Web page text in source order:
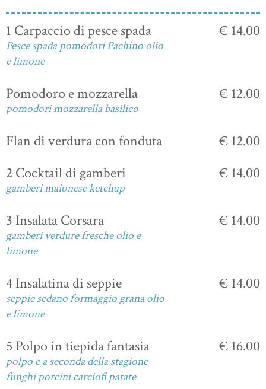
1 Carpaccio di pesce spada
Pesce spada pomodori Pachino olio
e limone
€ 14.00
Pomodoro e mozzarella
pomodori mozzarella basilico
€ 12.00
Flan di verdura con fonduta
€ 12.00
2 Cocktail di gamberi
gamberi maionese ketchup
€ 14.00
3 Insalata Corsara
gamberi verdure fresche olio e
limone
€ 14.00
4 Insalatina di seppie
seppie sedano formaggio grana olio
e limone
€ 14.00
5 Polpo in tiepida fantasia
polpo e a seconda della stagione
funghi porcini carciofi patate
€ 16.00